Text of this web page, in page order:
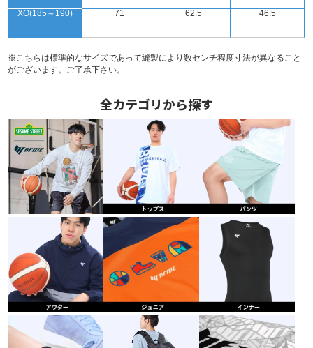
XO(185～190) 71 62.5 46.5
※こちらは標準的なサイズであって縫製により数センチ程度寸法が異なること
がございます。ご了承下さい。
全カテゴリから探す